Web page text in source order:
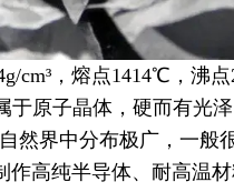
cm³，熔点1414℃，沸
原子晶体，硬而有光
然界中分布极广，一般
高纯半导体、耐高温